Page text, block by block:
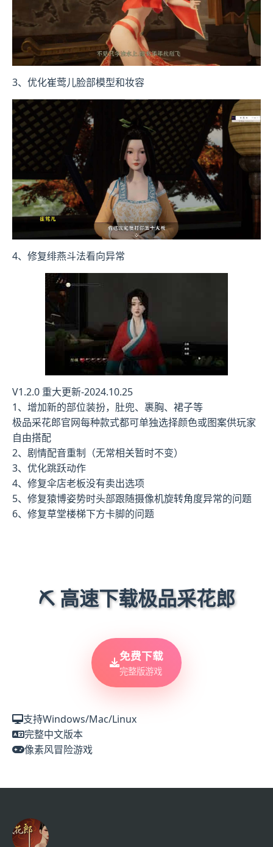
3、优化崔莺儿脸部模型和妆容
4、修复绯燕斗法看向异常
V1.2.0 重大更新-2024.10.25
1、增加新的部位装扮，肚兜、裹胸、裙子等
极品采花郎官网每种款式都可单独选择颜色或图案供玩家
自由搭配
2、剧情配音重制（无常相关暂时不变）
3、优化跳跃动作
4、修复伞店老板没有卖出选项
5、修复猿博姿势时头部跟随摄像机旋转角度异常的问题
6、修复草堂楼梯下方卡脚的问题
⛏️ 高速下载极品采花郎
免费下载
完整版游戏
支持Windows/Mac/Linux
完整中文版本
像素风冒险游戏